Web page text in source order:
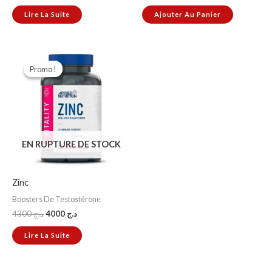
Lire La Suite Ajouter Au Panier
Promo !
EN RUPTURE DE STOCK
Promo !
Zinc
Boosters De Testostérone
د.ج4300
Le
prix
initial
était :
د.ج 4300.
د.ج
Le
prix
actuel
est :
Lire La Suite